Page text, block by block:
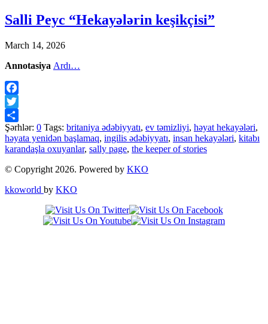
Salli Peyc “Hekayələrin keşikçisi”
March 14, 2026
Annotasiya Ardı…
Facebook
Twitter
Share
Şərhlər: 0 Tags: britaniya ədəbiyyatı, ev təmizliyi, həyat hekayələri,
həyata yenidən başlamaq, ingilis ədəbiyyatı, insan hekayələri, kitabı
karandaşla oxuyanlar, sally page, the keeper of stories
© Copyright 2026. Powered by KKO
kkoworld by KKO